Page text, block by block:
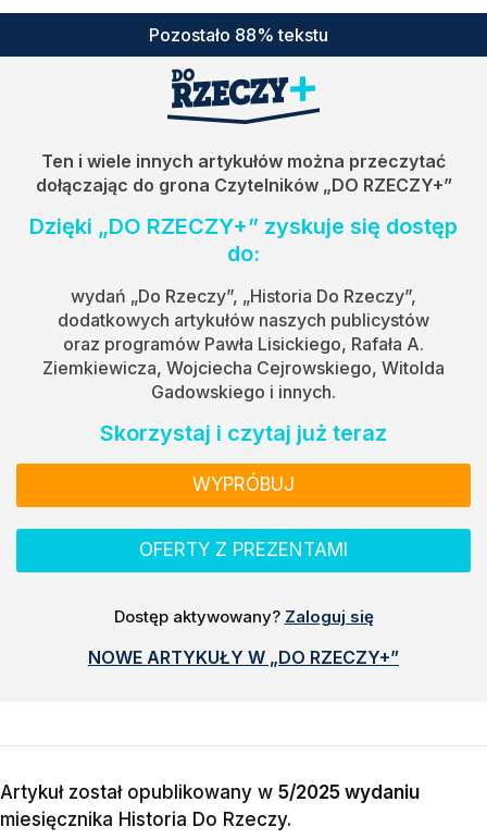
Pozostało 88% tekstu
Ten i wiele innych artykułów można przeczytać
dołączając do grona Czytelników „DO RZECZY+”
Dzięki „DO RZECZY+” zyskuje się dostęp
do:
wydań „Do Rzeczy”, „Historia Do Rzeczy”,
dodatkowych artykułów naszych publicystów
oraz programów Pawła Lisickiego, Rafała A.
Ziemkiewicza, Wojciecha Cejrowskiego, Witolda
Gadowskiego i innych.
Skorzystaj i czytaj już teraz
WYPRÓBUJ
OFERTY Z PREZENTAMI
Dostęp aktywowany? Zaloguj się
NOWE ARTYKUŁY W „DO RZECZY+”
Artykuł został opublikowany w 5/2025 wydaniu
miesięcznika Historia Do Rzeczy.